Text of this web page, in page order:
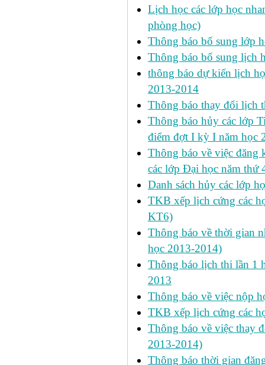
Lịch học các lớp học
phòng học)
Thông báo bổ sung lớp
Thông báo bổ sung
thông báo dự kiến lịch
2013-2014
Thông báo thay đổi lịch
Thông báo hủy các lớp
điểm đợt I kỳ I năm học
Thông báo về việc đăng
các lớp Đại học năm thứ
Danh sách hủy các lớp
TKB xếp lịch cứng các
KT6)
Thông báo về thời gian
học 2013-2014)
Thông báo lịch thi lần 1
2013
Thông báo về việc nộp
TKB xếp lịch cứng các
Thông báo về việc thay
2013-2014)
Thông báo thời gian